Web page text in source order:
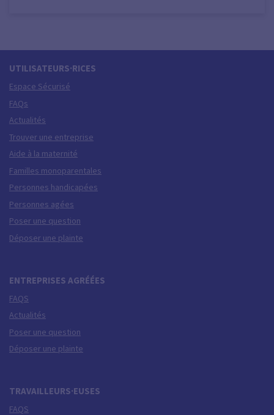
UTILISATEURS·RICES
Espace Sécurisé
FAQs
Actualités
Trouver une entreprise
Aide à la maternité
Familles monoparentales
Personnes handicapées
Personnes agées
Poser une question
Déposer une plainte
ENTREPRISES AGRÉÉES
FAQS
Actualités
Poser une question
Déposer une plainte
TRAVAILLEURS·EUSES
FAQS